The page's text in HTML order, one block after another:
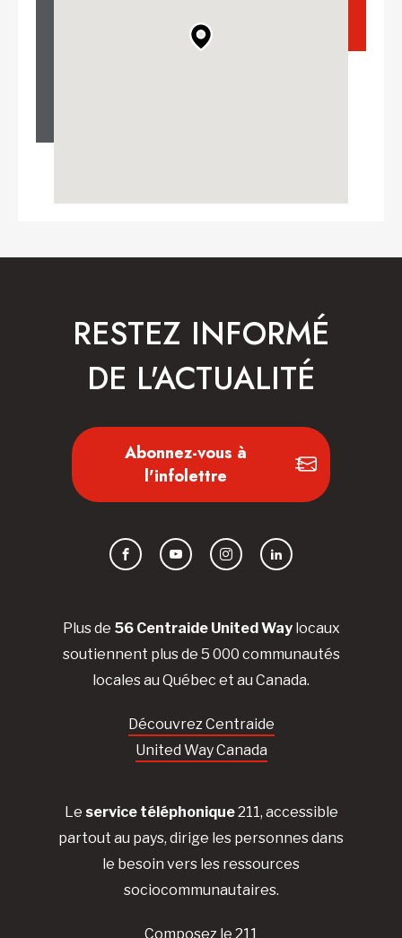
Plus de 56 Centraide United Waylocaux
soutiennent plus de 5 000 communautés
locales au Québec et au Canada.
Découvrez Centraide
United Way Canada
Le service téléphonique211, accessible
partout au pays, dirige les personnes dans
le besoin vers les ressources
sociocommunautaires.
Composez le 211
RESTEZ INFORMÉ
DE L'ACTUALITÉ
Abonnez-vous à
l'infolettre
FacebookYouTubeInstagramLinkedIn